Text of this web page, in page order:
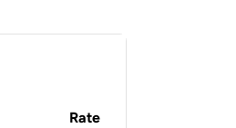
Rate